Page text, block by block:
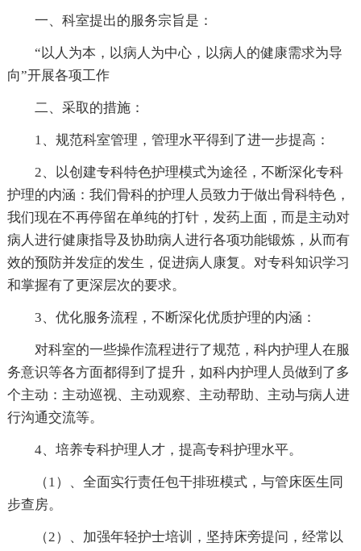
一、科室提出的服务宗旨是：
“以人为本，以病人为中心，以病人的健康需求为导
向”开展各项工作
二、采取的措施：
1、规范科室管理，管理水平得到了进一步提高：
2、以创建专科特色护理模式为途径，不断深化专科
护理的内涵：我们骨科的护理人员致力于做出骨科特色，
我们现在不再停留在单纯的打针，发药上面，而是主动对
病人进行健康指导及协助病人进行各项功能锻炼，从而有
效的预防并发症的发生，促进病人康复。对专科知识学习
和掌握有了更深层次的要求。
3、优化服务流程，不断深化优质护理的内涵：
对科室的一些操作流程进行了规范，科内护理人在服
务意识等各方面都得到了提升，如科内护理人员做到了多
个主动：主动巡视、主动观察、主动帮助、主动与病人进
行沟通交流等。
4、培养专科护理人才，提高专科护理水平。
（1）、全面实行责任包干排班模式，与管床医生同
步查房。
（2）、加强年轻护士培训，坚持床旁提问，经常以